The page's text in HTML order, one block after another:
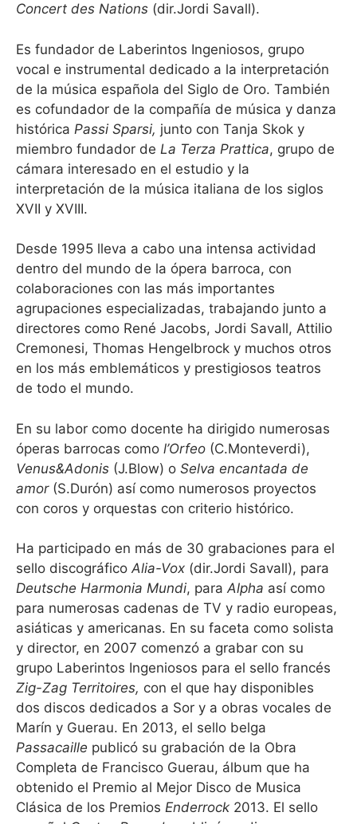
Concert des Nations (dir.Jordi Savall).
Es fundador de Laberintos Ingeniosos, grupo
vocal e instrumental dedicado a la interpretación
de la música española del Siglo de Oro. También
es cofundador de la compañía de música y danza
histórica Passi Sparsi, junto con Tanja Skok y
miembro fundador de La Terza Prattica, grupo de
cámara interesado en el estudio y la
interpretación de la música italiana de los siglos
XVII y XVIII.
Desde 1995 lleva a cabo una intensa actividad
dentro del mundo de la ópera barroca, con
colaboraciones con las más importantes
agrupaciones especializadas, trabajando junto a
directores como René Jacobs, Jordi Savall, Attilio
Cremonesi, Thomas Hengelbrock y muchos otros
en los más emblemáticos y prestigiosos teatros
de todo el mundo.
En su labor como docente ha dirigido numerosas
óperas barrocas como l’Orfeo (C.Monteverdi),
Venus&Adonis (J.Blow) o Selva encantada de
amor(S.Durón) así como numerosos proyectos
con coros y orquestas con criterio histórico.
Ha participado en más de 30 grabaciones para el
sello discográfico Alia-Vox (dir.Jordi Savall), para
Deutsche Harmonia Mundi, para Alpha así como
para numerosas cadenas de TV y radio europeas,
asiáticas y americanas. En su faceta como solista
y director, en 2007 comenzó a grabar con su
grupo Laberintos Ingeniosos para el sello francés
Zig-Zag Territoires, con el que hay disponibles
dos discos dedicados a Sor y a obras vocales de
Marín y Guerau. En 2013, el sello belga
Passacaille publicó su grabación de la Obra
Completa de Francisco Guerau, álbum que ha
obtenido el Premio al Mejor Disco de Musica
Clásica de los Premios Enderrock 2013. El sello